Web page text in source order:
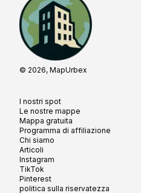
© 2026, MapUrbex
I nostri spot
Le nostre mappe
Mappa gratuita
Programma di affiliazione
Chi siamo
Articoli
Instagram
TikTok
Pinterest
politica sulla riservatezza